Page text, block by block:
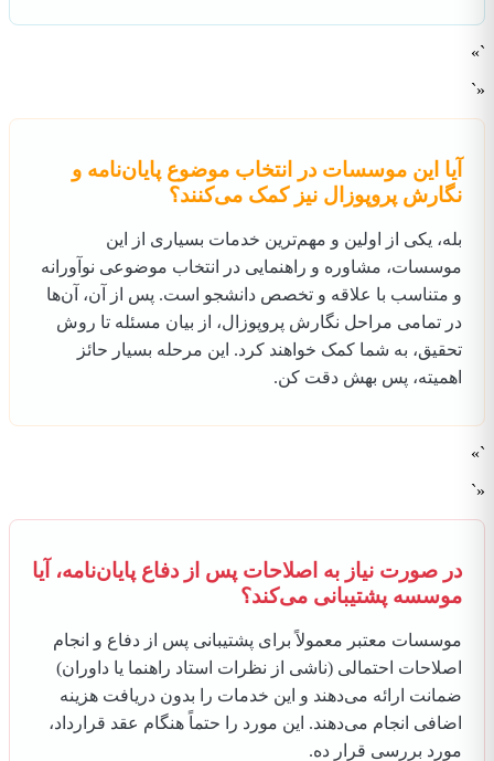
`»
«`
آیا این موسسات در انتخاب موضوع پایان‌نامه و
نگارش پروپوزال نیز کمک می‌کنند؟
بله، یکی از اولین و مهم‌ترین خدمات بسیاری از این
موسسات، مشاوره و راهنمایی در انتخاب موضوعی نوآورانه
و متناسب با علاقه و تخصص دانشجو است. پس از آن، آن‌ها
در تمامی مراحل نگارش پروپوزال، از بیان مسئله تا روش
تحقیق، به شما کمک خواهند کرد. این مرحله بسیار حائز
اهمیته، پس بهش دقت کن.
`»
«`
در صورت نیاز به اصلاحات پس از دفاع پایان‌نامه، آیا
موسسه پشتیبانی می‌کند؟
موسسات معتبر معمولاً برای پشتیبانی پس از دفاع و انجام
اصلاحات احتمالی (ناشی از نظرات استاد راهنما یا داوران)
ضمانت ارائه می‌دهند و این خدمات را بدون دریافت هزینه
اضافی انجام می‌دهند. این مورد را حتماً هنگام عقد قرارداد،
مورد بررسی قرار ده.